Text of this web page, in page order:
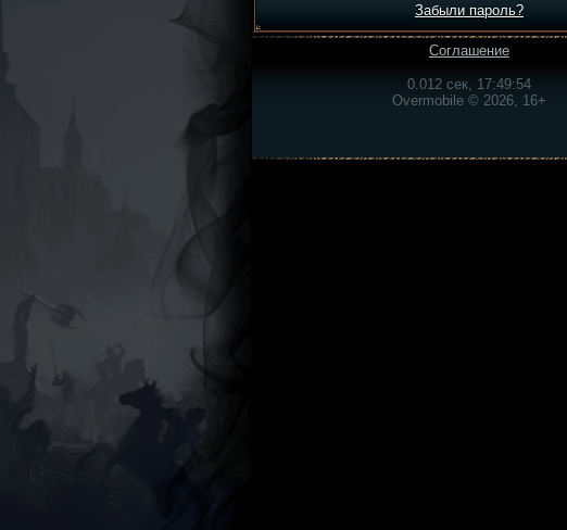
Забыли пароль?
Соглашение
0.012 сек, 17:49:54
Overmobile © 2026, 16+